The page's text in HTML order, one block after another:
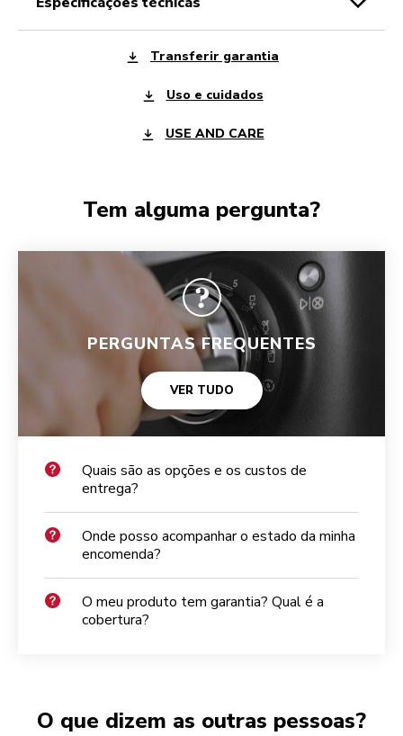
Transferir garantia
Uso e cuidados
USE AND CARE
Tem alguma pergunta?
PERGUNTAS FREQUENTES
VER TUDO
Quais são as opções e os custos de
entrega?
Onde posso acompanhar o estado da minha
encomenda?
O meu produto tem garantia? Qual é a
cobertura?
O que dizem as outras pessoas?